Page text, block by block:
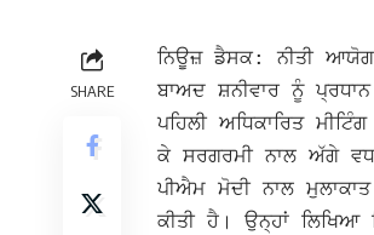
SHARE
ਨਿਊਜ਼ ਡੈਸਕ: ਨੀਤੀ
ਬਾਅਦ ਸ਼ਨੀਵਾਰ ਨੂੰ
ਪਹਿਲੀ ਅਧਿਕਾਰਿਤ
ਕੇ ਸਰਗਰਮੀ ਨਾਲ ਅੱਗੇ
ਪੀਐਮ ਮੋਦੀ ਨਾਲ
ਕੀਤੀ ਹੈ। ਉਨ੍ਹਾਂ